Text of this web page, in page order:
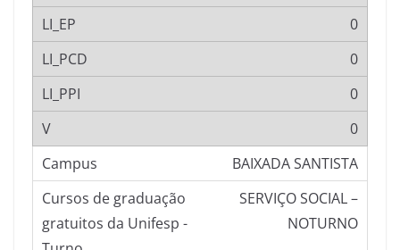
0
0
0
0
BAIXADA SANTISTA
SERVIÇO SOCIAL –
NOTURNO